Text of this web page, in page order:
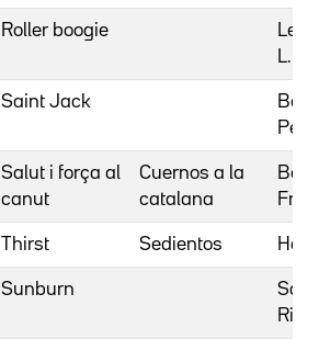
Roller boogie
L.
Saint Jack
Salut i força al
canut
Cuernos a la
catalana
Thirst Sedientos
Sunburn